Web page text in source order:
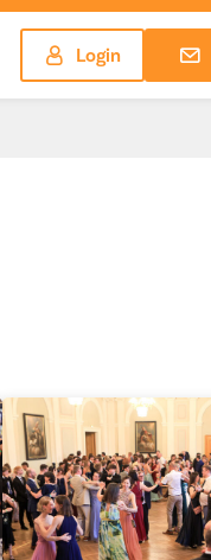
Login